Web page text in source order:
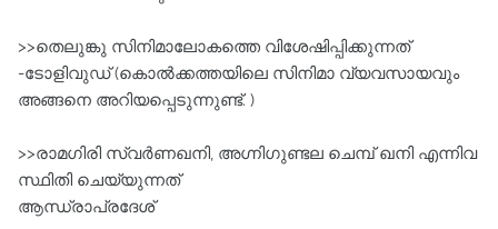
>>തെലുങ്കു സിനിമാലോകത്തെ വിശേഷിപ്പിക്കുന്നത്‌
-ടോളിവുഡ്‌ (കൊല്‍ക്കത്തയിലെ സിനിമാ വ്യവസായവും
അങ്ങനെ അറിയപ്പെടുന്നുണ്ട്‌. )
>>രാമഗിരി സ്വര്‍ണഖനി, അഗ്നിഗുണ്ടല ചെമ്പ് ഖനി എന്നിവ
സ്ഥിതി ചെയ്യുന്നത്‌
ആന്ധ്രാപ്രദേശ്‌